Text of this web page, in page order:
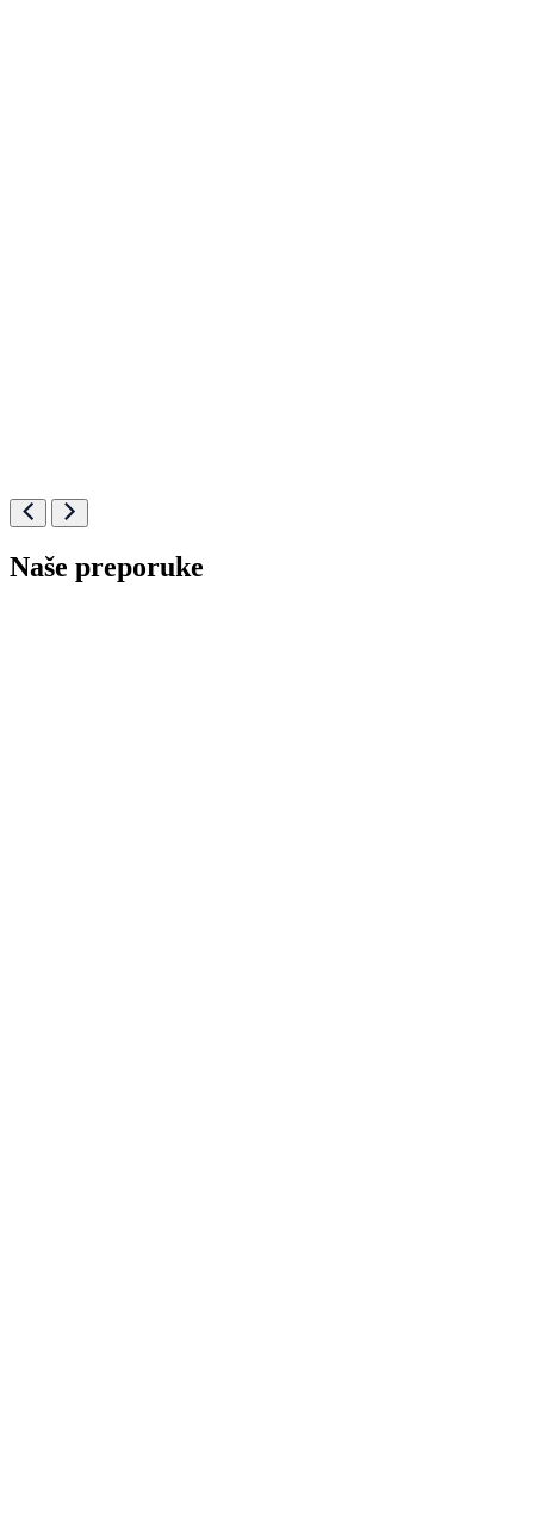
Naše preporuke